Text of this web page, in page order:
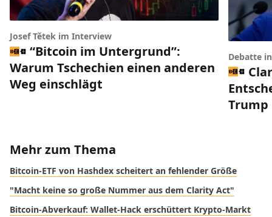
Josef Tětek im Interview
“Bitcoin im Untergrund”:
Warum Tschechien einen anderen
Weg einschlägt
Debatte
Mehr zum Thema
Bitcoin-ETF von Hashdex scheitert an fehlender Größe
"Macht keine so große Nummer aus dem Clarity Act"
Bitcoin-Abverkauf: Wallet-Hack erschüttert Krypto-Markt